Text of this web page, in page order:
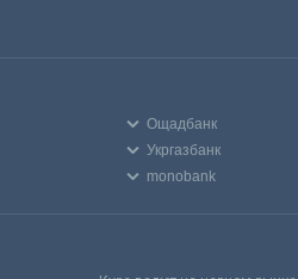
Ощадбанк
Укргазбанк
monobank